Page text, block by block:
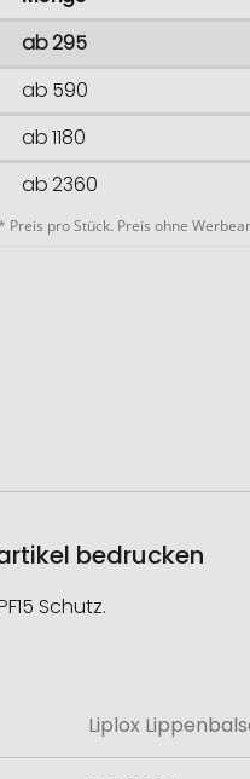
ab 295
ab 590
ab 1180
ab 2360
Preis pro Stück. Preis ohne
bedrucken
Schutz.
Liplox